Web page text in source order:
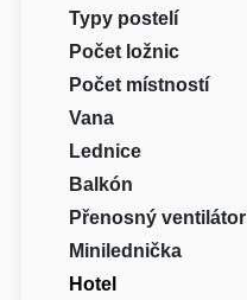
Typy postelí
Počet ložnic
Počet místností
Vana
Lednice
Balkón
Přenosný ventilátor
Minilednička
Hotel